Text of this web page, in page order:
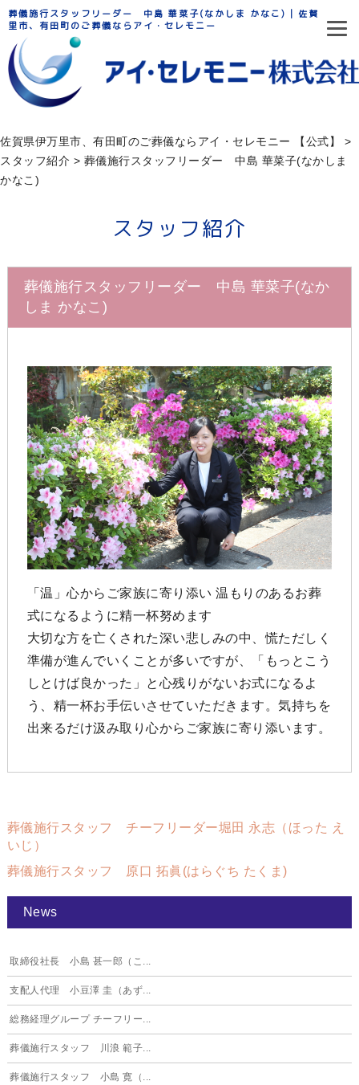
葬儀施行スタッフリーダー 中島 華菜子(なかしま かなこ) | 佐賀県伊万
里市、有田町のご葬儀ならアイ・セレモニー
佐賀県伊万里市、有田町のご葬儀ならアイ・セレモニー 【公式】
>
スタッフ紹介 > 葬儀施行スタッフリーダー 中島 華菜子(なかしま
かなこ)
スタッフ紹介
葬儀施行スタッフリーダー 中島 華菜子(なか
しま かなこ)
「温」心からご家族に寄り添い 温もりのあるお葬
式になるように精一杯努めます
大切な方を亡くされた深い悲しみの中、慌ただしく
準備が進んでいくことが多いですが、「もっとこう
しとけば良かった」と心残りがないお式になるよ
う、精一杯お手伝いさせていただきます。気持ちを
出来るだけ汲み取り心からご家族に寄り添います。
葬儀施行スタッフ チーフリーダー堀田 永志（ほった え
いじ）
葬儀施行スタッフ 原口 拓眞(はらぐち たくま)
News
取締役社長 小島 甚一郎（こ...
支配人代理 小豆澤 圭（あず...
総務経理グループ チーフリー...
葬儀施行スタッフ 川浪 範子...
葬儀施行スタッフ 小島 寛（...